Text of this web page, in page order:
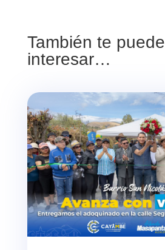
También te puede
interesar…